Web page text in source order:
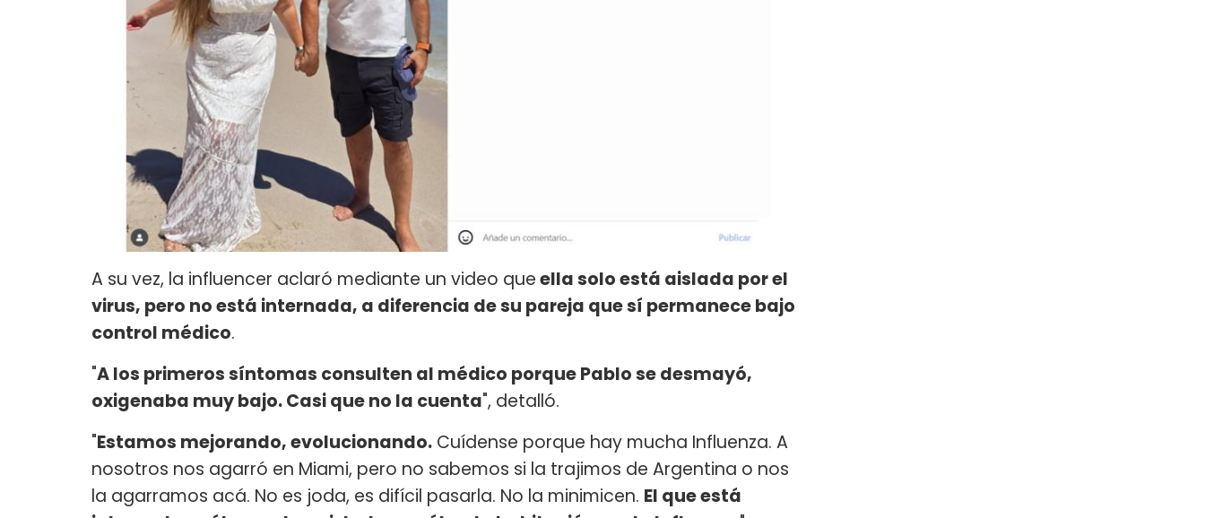
A su vez, la influencer aclaró mediante un video queella solo está aislada por el
virus, pero no está internada, a diferencia de su pareja que sí permanece bajo
control médico.
"A los primeros síntomas consulten al médico porque Pablo se desmayó,
oxigenaba muy bajo. Casi que no la cuenta", detalló.
"Estamos mejorando, evolucionando. Cuídense porque hay mucha Influenza. A
nosotros nos agarró en Miami, pero no sabemos si la trajimos de Argentina o nos
la agarramos acá. No es joda, es difícil pasarla. No la minimicen. El que está